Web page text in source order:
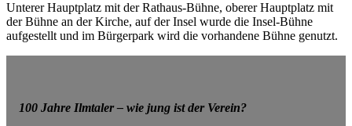
Unterer Hauptplatz mit der Rathaus-Bühne, oberer Hauptplatz mit
der Bühne an der Kirche, auf der Insel wurde die Insel-Bühne
aufgestellt und im Bürgerpark wird die vorhandene Bühne genutzt.
100 Jahre Ilmtaler – wie jung ist der Verein?